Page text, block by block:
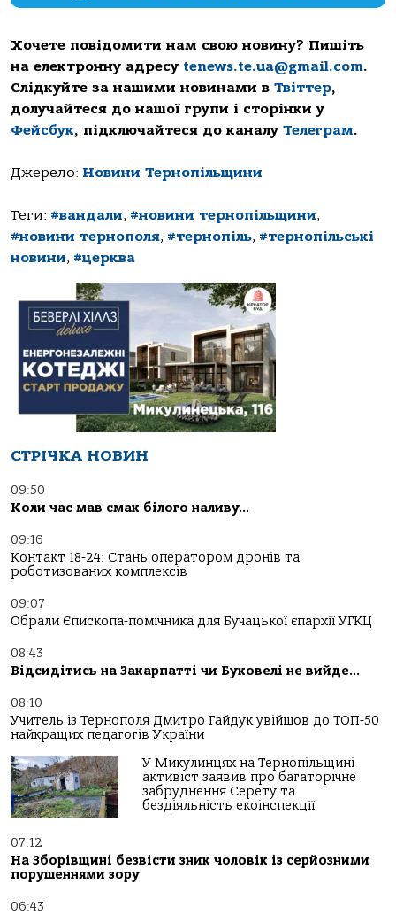
Хочете повідомити нам свою новину? Пишіть
на електронну адресу tenews.te.ua@gmail.com.
Слідкуйте за нашими новинами в Твіттер,
долучайтеся до нашої групи і сторінки у
Фейсбук, підключайтеся до каналу Телеграм.
Джерело: Новини Тернопільщини
Теги: #вандали, #новини тернопільщини,
#новини тернополя, #тернопіль, #тернопільські
новини, #церква
СТРІЧКА НОВИН
09:50
Коли час мав смак білого наливу…
09:16
Контакт 18-24: Стань оператором дронів та
роботизованих комплексів
09:07
Обрали Єпископа-помічника для Бучацької єпархії УГКЦ
08:43
Відсидітись на Закарпатті чи Буковелі не вийде…
08:10
Учитель із Тернополя Дмитро Гайдук увійшов до ТОП-50
найкращих педагогів України
У Микулинцях на Тернопільщині
активіст заявив про багаторічне
забруднення Серету та
бездіяльність екоінспекції
07:12
На Зборівщині безвісти зник чоловік із серйозними
порушеннями зору
06:43